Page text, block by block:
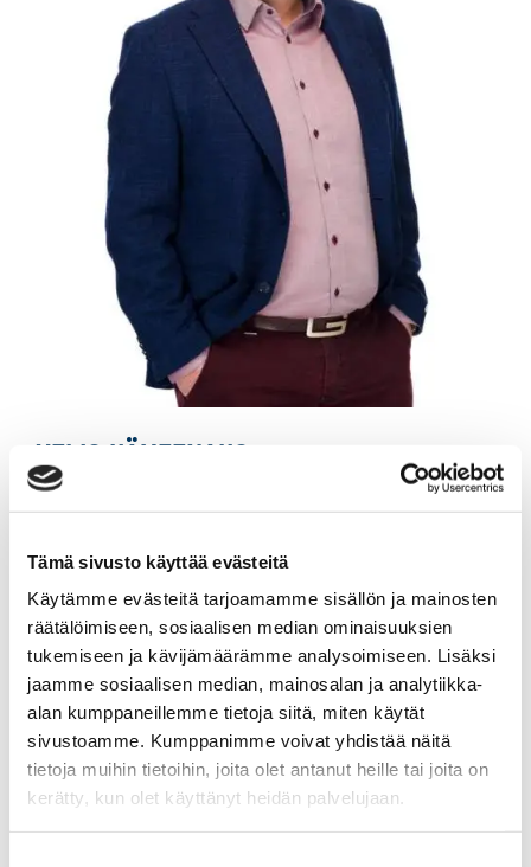
Tämä sivusto käyttää evästeitä
Käytämme evästeitä tarjoamamme sisällön ja mainosten
räätälöimiseen, sosiaalisen median ominaisuuksien
tukemiseen ja kävijämäärämme analysoimiseen. Lisäksi
jaamme sosiaalisen median, mainosalan ja analytiikka-
alan kumppaneillemme tietoja siitä, miten käytät
sivustoamme. Kumppanimme voivat yhdistää näitä
tietoja muihin tietoihin, joita olet antanut heille tai joita on
kerätty, kun olet käyttänyt heidän palvelujaan.
VEIJO HÄMEENAHO
Sp-Koti Salo | KVH-Kodit Oy
+358 40 588 5745
WhatsApp
veijo.hameenaho@spkoti.fi
Sp-Koti Salo
Sp-Koti Somero